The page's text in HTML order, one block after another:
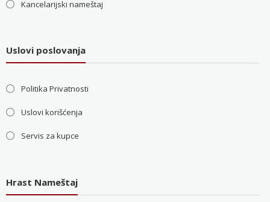
Kancelarijski nameštaj
Uslovi poslovanja
Politika Privatnosti
Uslovi korišćenja
Servis za kupce
Hrast Nameštaj